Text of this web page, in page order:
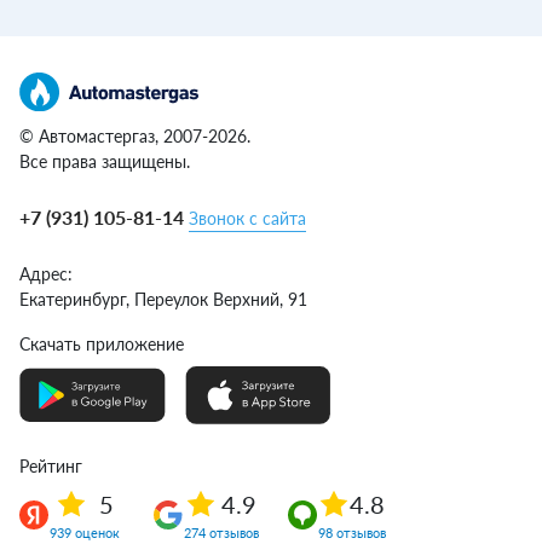
© Автомастергаз, 2007-2026.
Все права защищены.
+7 (931) 105-81-14 Звонок с сайта
Адрес:
Екатеринбург, Переулок Верхний, 91
Скачать приложение
Рейтинг
5
939 оценок
4.9
274 отзывов
4.8
98 отзывов